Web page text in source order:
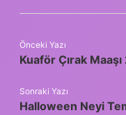
Önceki Yazı
Kuaför Çırak
Sonraki Yazı
Halloween Neyi